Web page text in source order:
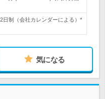
日制（会社カレンダーによる）*
気になる